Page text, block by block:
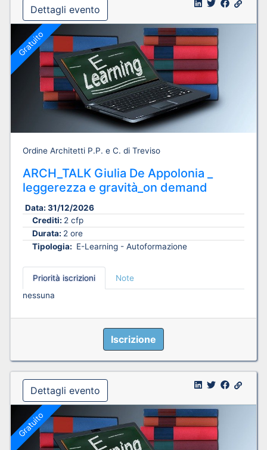
Dettagli evento
Gratuito
Ordine Architetti P.P. e C. di Treviso
ARCH_TALK Giulia De Appolonia _
leggerezza e gravità_on demand
Data: 31/12/2026
Crediti: 2 cfp
Durata: 2 ore
Tipologia: E-Learning - Autoformazione
Priorità iscrizioni
Note
nessuna
Iscrizione
Dettagli evento
Gratuito